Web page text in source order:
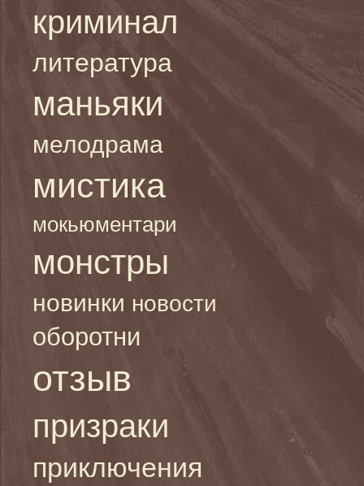
криминал
литература
маньяки
мелодрама
мистика
мокьюментари
монстры
новинки новости
оборотни
отзыв
призраки
приключения